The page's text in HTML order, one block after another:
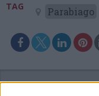
TAG Parabiago